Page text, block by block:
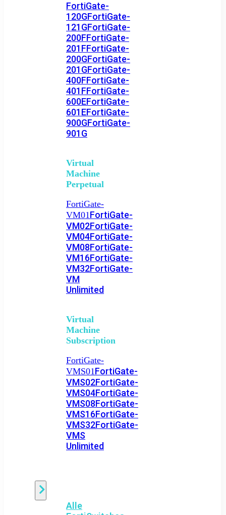
FortiGate-
120GFortiGate-
121GFortiGate-
200FFortiGate-
201FFortiGate-
200GFortiGate-
201GFortiGate-
400FFortiGate-
401FFortiGate-
600EFortiGate-
601EFortiGate-
900GFortiGate-
901G
Virtual
Machine
Perpetual
FortiGate-
VM01FortiGate-
VM02FortiGate-
VM04FortiGate-
VM08FortiGate-
VM16FortiGate-
VM32FortiGate-
VM
Unlimited
Virtual
Machine
Subscription
FortiGate-
VMS01FortiGate-
VMS02FortiGate-
VMS04FortiGate-
VMS08FortiGate-
VMS16FortiGate-
VMS32FortiGate-
VMS
Unlimited
Alle